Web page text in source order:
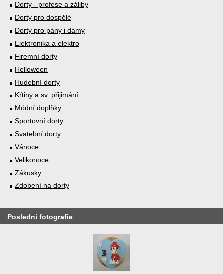
Dorty - profese a záliby
Dorty pro dospělé
Dorty pro pány i dámy
Elektronika a elektro
Firemní dorty
Helloween
Hudební dorty
Křtiny a sv. přijimání
Módní doplňky
Sportovní dorty
Svatební dorty
Vánoce
Velikonoce
Zákusky
Zdobení na dorty
Poslední fotografie